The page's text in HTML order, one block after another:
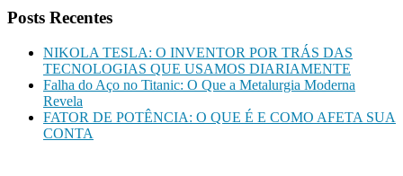
Posts Recentes
NIKOLA TESLA: O INVENTOR POR TRÁS DAS
TECNOLOGIAS QUE USAMOS DIARIAMENTE
Falha do Aço no Titanic: O Que a Metalurgia Moderna
Revela
FATOR DE POTÊNCIA: O QUE É E COMO AFETA SUA
CONTA